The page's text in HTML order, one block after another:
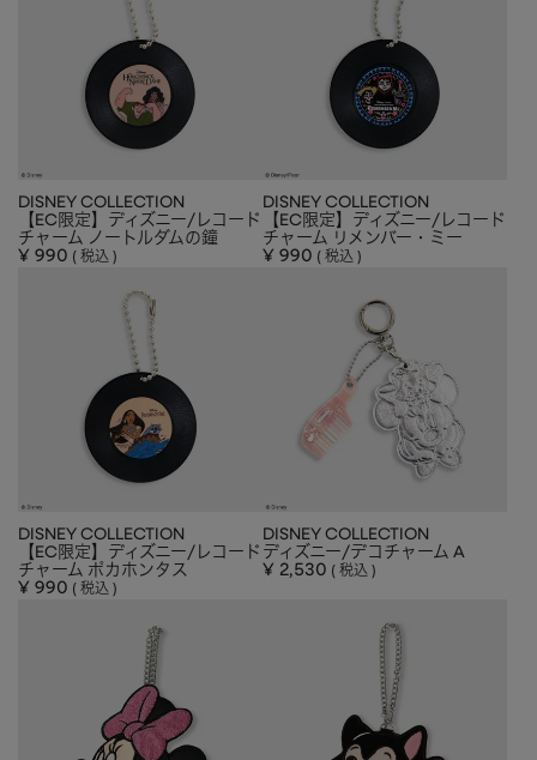
DISNEY COLLECTION
【EC限定】ディズニー/レコード
チャーム ノートルダムの鐘
¥ 990 税込
DISNEY COLLECTION
【EC限定】ディズニー/レコード
チャーム リメンバー・ミー
¥ 990 税込
DISNEY COLLECTION
【EC限定】ディズニー/レコード
チャーム ポカホンタス
¥ 990 税込
DISNEY COLLECTION
ディズニー/デコチャーム A
¥ 2,530 税込